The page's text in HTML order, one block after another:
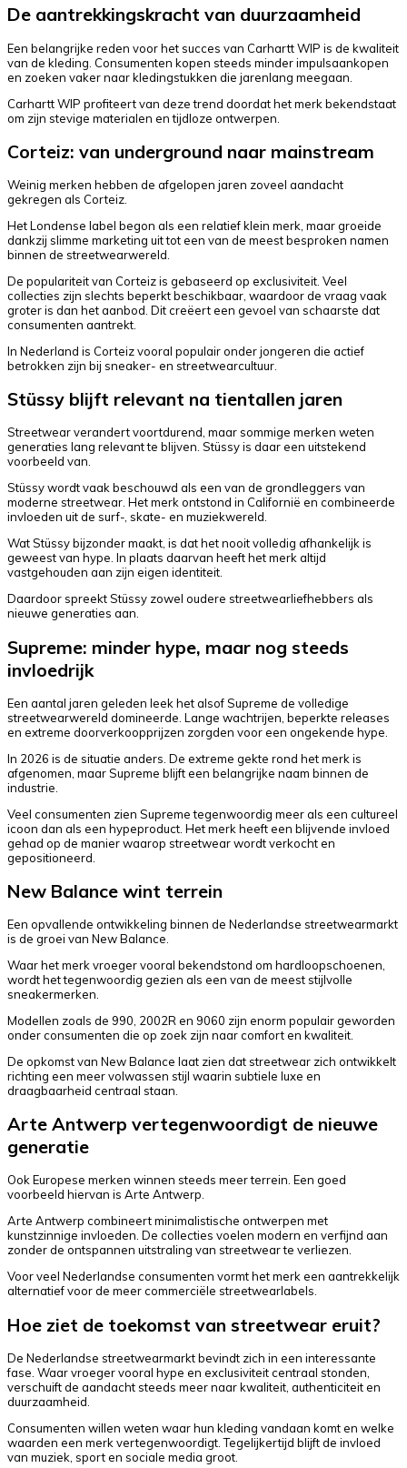
De aantrekkingskracht van duurzaamheid
Een belangrijke reden voor het succes van Carhartt WIP is de kwaliteit
van de kleding. Consumenten kopen steeds minder impulsaankopen
en zoeken vaker naar kledingstukken die jarenlang meegaan.
Carhartt WIP profiteert van deze trend doordat het merk bekendstaat
om zijn stevige materialen en tijdloze ontwerpen.
Corteiz: van underground naar mainstream
Weinig merken hebben de afgelopen jaren zoveel aandacht
gekregen als Corteiz.
Het Londense label begon als een relatief klein merk, maar groeide
dankzij slimme marketing uit tot een van de meest besproken namen
binnen de streetwearwereld.
De populariteit van Corteiz is gebaseerd op exclusiviteit. Veel
collecties zijn slechts beperkt beschikbaar, waardoor de vraag vaak
groter is dan het aanbod. Dit creëert een gevoel van schaarste dat
consumenten aantrekt.
In Nederland is Corteiz vooral populair onder jongeren die actief
betrokken zijn bij sneaker- en streetwearcultuur.
Stüssy blijft relevant na tientallen jaren
Streetwear verandert voortdurend, maar sommige merken weten
generaties lang relevant te blijven. Stüssy is daar een uitstekend
voorbeeld van.
Stüssy wordt vaak beschouwd als een van de grondleggers van
moderne streetwear. Het merk ontstond in Californië en combineerde
invloeden uit de surf-, skate- en muziekwereld.
Wat Stüssy bijzonder maakt, is dat het nooit volledig afhankelijk is
geweest van hype. In plaats daarvan heeft het merk altijd
vastgehouden aan zijn eigen identiteit.
Daardoor spreekt Stüssy zowel oudere streetwearliefhebbers als
nieuwe generaties aan.
Supreme: minder hype, maar nog steeds
invloedrijk
Een aantal jaren geleden leek het alsof Supreme de volledige
streetwearwereld domineerde. Lange wachtrijen, beperkte releases
en extreme doorverkoopprijzen zorgden voor een ongekende hype.
In 2026 is de situatie anders. De extreme gekte rond het merk is
afgenomen, maar Supreme blijft een belangrijke naam binnen de
industrie.
Veel consumenten zien Supreme tegenwoordig meer als een cultureel
icoon dan als een hypeproduct. Het merk heeft een blijvende invloed
gehad op de manier waarop streetwear wordt verkocht en
gepositioneerd.
New Balance wint terrein
Een opvallende ontwikkeling binnen de Nederlandse streetwearmarkt
is de groei van New Balance.
Waar het merk vroeger vooral bekendstond om hardloopschoenen,
wordt het tegenwoordig gezien als een van de meest stijlvolle
sneakermerken.
Modellen zoals de 990, 2002R en 9060 zijn enorm populair geworden
onder consumenten die op zoek zijn naar comfort en kwaliteit.
De opkomst van New Balance laat zien dat streetwear zich ontwikkelt
richting een meer volwassen stijl waarin subtiele luxe en
draagbaarheid centraal staan.
Arte Antwerp vertegenwoordigt de nieuwe
generatie
Ook Europese merken winnen steeds meer terrein. Een goed
voorbeeld hiervan is Arte Antwerp.
Arte Antwerp combineert minimalistische ontwerpen met
kunstzinnige invloeden. De collecties voelen modern en verfijnd aan
zonder de ontspannen uitstraling van streetwear te verliezen.
Voor veel Nederlandse consumenten vormt het merk een aantrekkelijk
alternatief voor de meer commerciële streetwearlabels.
Hoe ziet de toekomst van streetwear eruit?
De Nederlandse streetwearmarkt bevindt zich in een interessante
fase. Waar vroeger vooral hype en exclusiviteit centraal stonden,
verschuift de aandacht steeds meer naar kwaliteit, authenticiteit en
duurzaamheid.
Consumenten willen weten waar hun kleding vandaan komt en welke
waarden een merk vertegenwoordigt. Tegelijkertijd blijft de invloed
van muziek, sport en sociale media groot.